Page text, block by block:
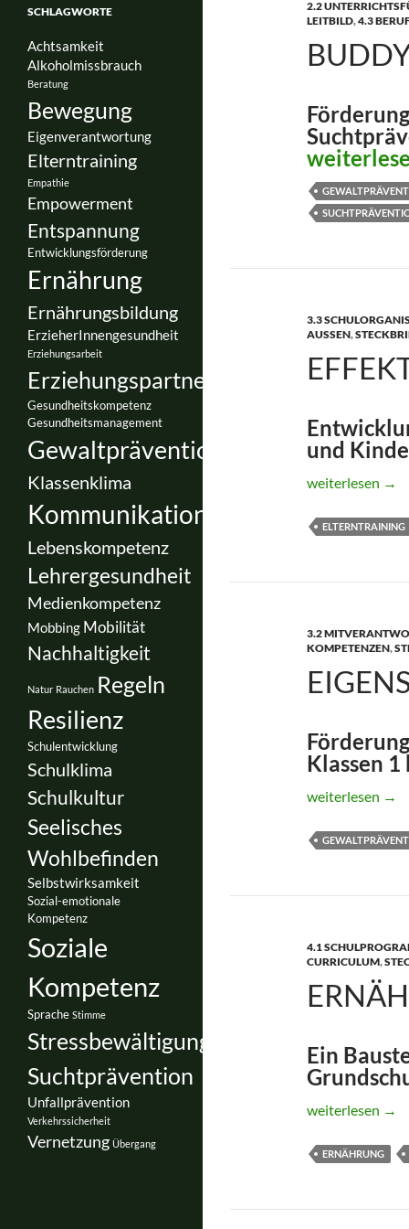
2.2
LEITBILD,4.3
buddY-
3.3
AUSSEN ,
und
EFFEKT ® *
weiterlesen →
ELTERNTRAINING
3.2
KOMPETENZEN,
Klassen 1
Eigenständig
weiterlesen →
4.1
CURRICULUM,
Ein
weiterlesen →
ERNÄHRUNG
SCHLAGWORTE
Achtsamkeit
Alkoholmissbrauch
Beratung
Bewegung
Eigenverantwortung
Elterntraining
Empathie
Empowerment
Entspannung
Entwicklungsförderung
Ernährung
Ernährungsbildung
ErzieherInnengesundheit
Erziehungsarbeit
Erziehungspartnerschaft
Gesundheitskompetenz
Gesundheitsmanagement
Gewaltprävention
Klassenklima
Kommunikation
Lebenskompetenz
Lehrergesundheit
Medienkompetenz
Mobbing Mobilität
Nachhaltigkeit
Natur Rauchen Regeln
Resilienz
Schulentwicklung
Schulklima
Schulkultur
Seelisches
Wohlbefinden
Selbstwirksamkeit
Sozial-emotionale
Kompetenz
Soziale
Kompetenz
Sprache Stimme
Stressbewältigung
Suchtprävention
Unfallprävention
Verkehrssicherheit
Vernetzung Übergang